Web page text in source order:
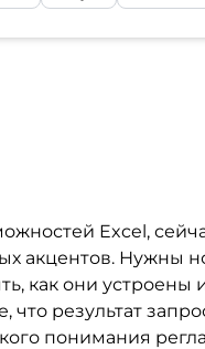
Excel,
акцентов. Нужны
как они устроены
что результат
понимания